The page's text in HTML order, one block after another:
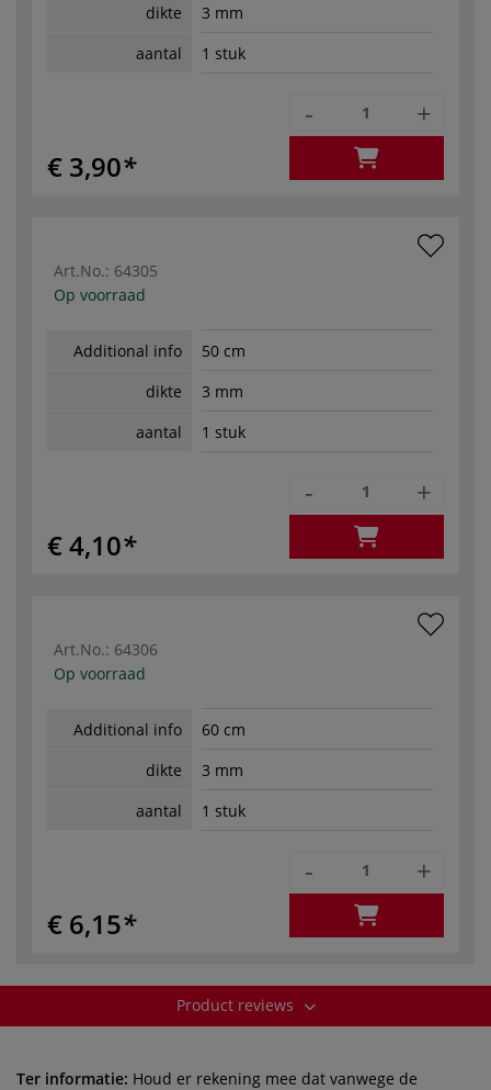
dikte
3 mm
aantal
1 stuk
€ 3,90
- +
Art.No.: 64305
Op voorraad
Additional info
50 cm
dikte
3 mm
aantal
1 stuk
€ 4,10
- +
Art.No.: 64306
Op voorraad
Additional info
60 cm
dikte
3 mm
aantal
1 stuk
€ 6,15
- +
Product reviews
Ter informatie: Houd er rekening mee dat vanwege de